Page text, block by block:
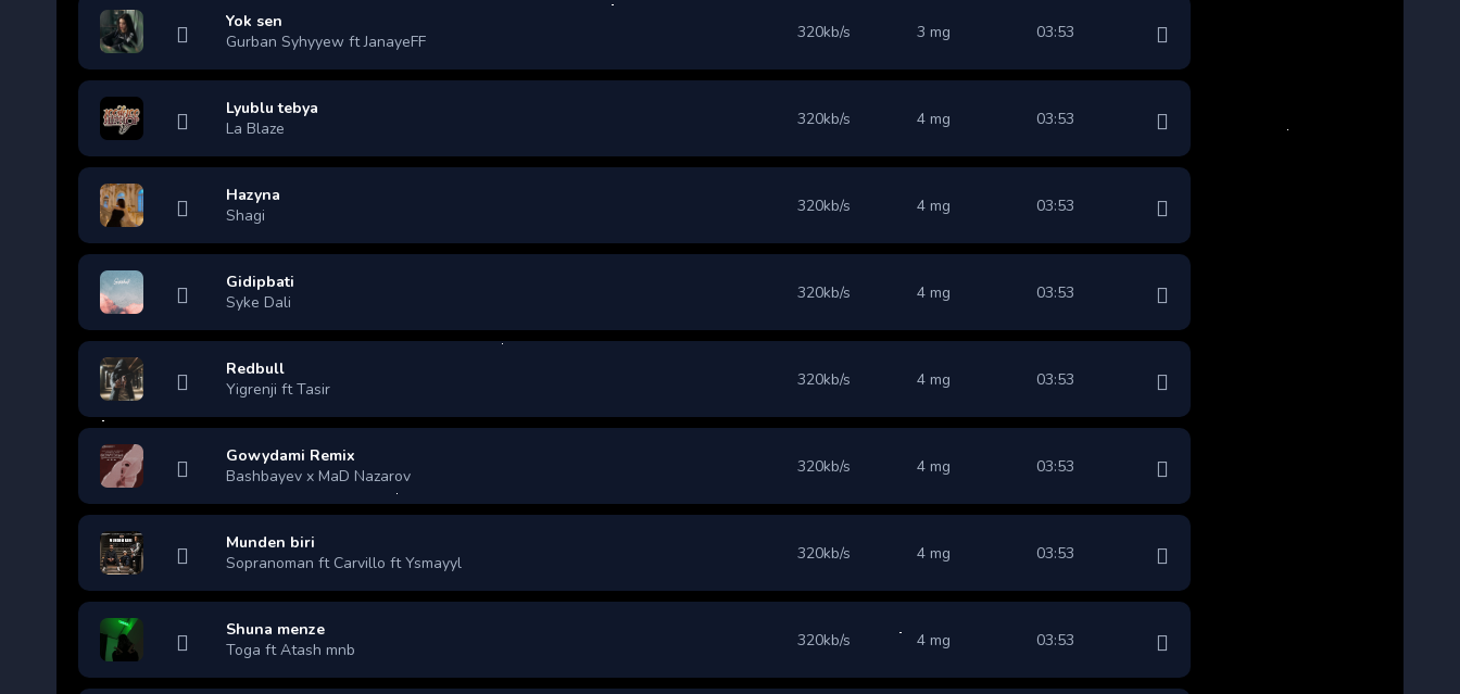
Yok sen
Gurban Syhyyew ft JanayeFF
320kb/s 3 mg 03:53
Lyublu tebya
La Blaze
320kb/s 4 mg 03:53
Hazyna
Shagi
320kb/s 4 mg 03:53
Gidipbati
Syke Dali
320kb/s 4 mg 03:53
Redbull
Yigrenji ft Tasir
320kb/s 4 mg 03:53
Gowydami Remix
Bashbayev x MaD Nazarov
320kb/s 4 mg 03:53
Munden biri
Sopranoman ft Carvillo ft Ysmayyl
320kb/s 4 mg 03:53
Shuna menze
Toga ft Atash mnb
320kb/s 4 mg 03:53